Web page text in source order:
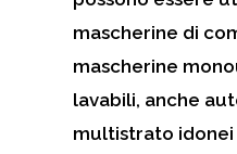
mascherine di
mascherine
lavabili, anche
multistrato